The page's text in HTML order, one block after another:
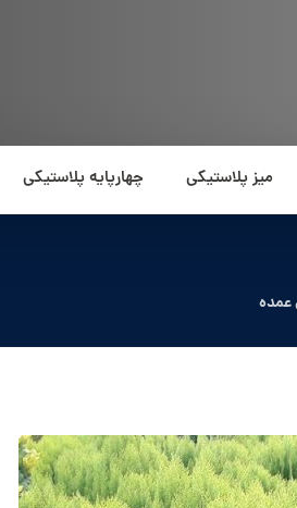
میز پلاستیکی چهارپایه پلاستیکی